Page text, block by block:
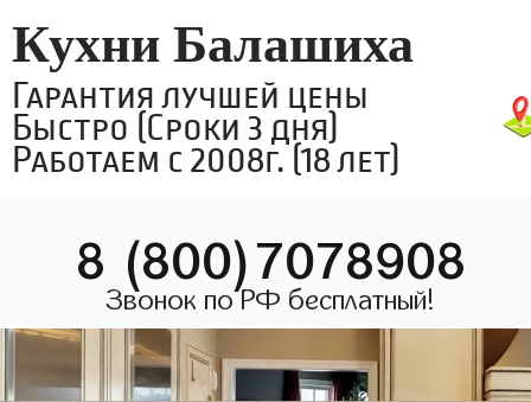
Кухни Балашиха
Гарантия лучшей цены
Быстро (Сроки 3 дня)
Работаем с 2008г. (18 лет)
8 (800)7078908
Звонок по РФ бесплатный!